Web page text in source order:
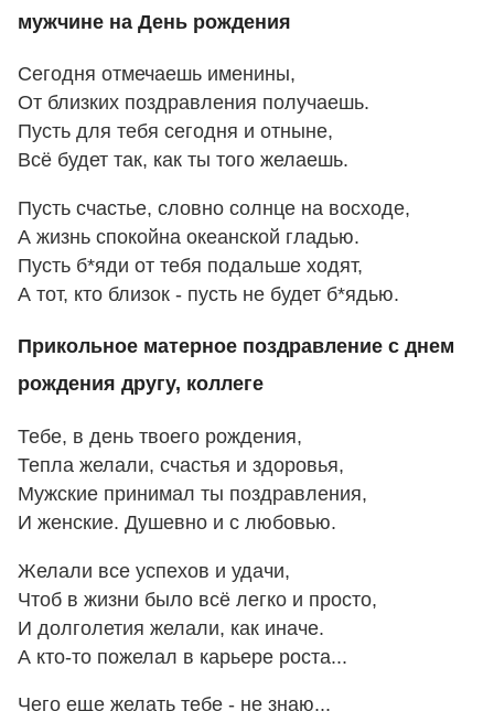
мужчине на День рождения
Сегодня отмечаешь именины,
От близких поздравления получаешь.
Пусть для тебя сегодня и отныне,
Всё будет так, как ты того желаешь.
Пусть счастье, словно солнце на восходе,
А жизнь спокойна океанской гладью.
Пусть б*яди от тебя подальше ходят,
А тот, кто близок - пусть не будет б*ядью.
Прикольное матерное поздравление с днем
рождения другу, коллеге
Тебе, в день твоего рождения,
Тепла желали, счастья и здоровья,
Мужские принимал ты поздравления,
И женские. Душевно и с любовью.
Желали все успехов и удачи,
Чтоб в жизни было всё легко и просто,
И долголетия желали, как иначе.
А кто-то пожелал в карьере роста...
Чего еще желать тебе - не знаю...